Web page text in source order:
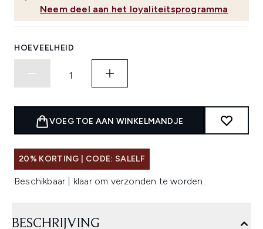
Neem deel aan het loyaliteitsprogramma
HOEVEELHEID
VOEG TOE AAN WINKELMANDJE
20% KORTING | CODE: SALELF
Beschikbaar | klaar om verzonden te worden
BESCHRIJVING